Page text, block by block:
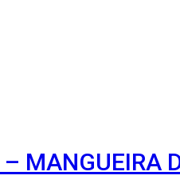
MANGUEIRA